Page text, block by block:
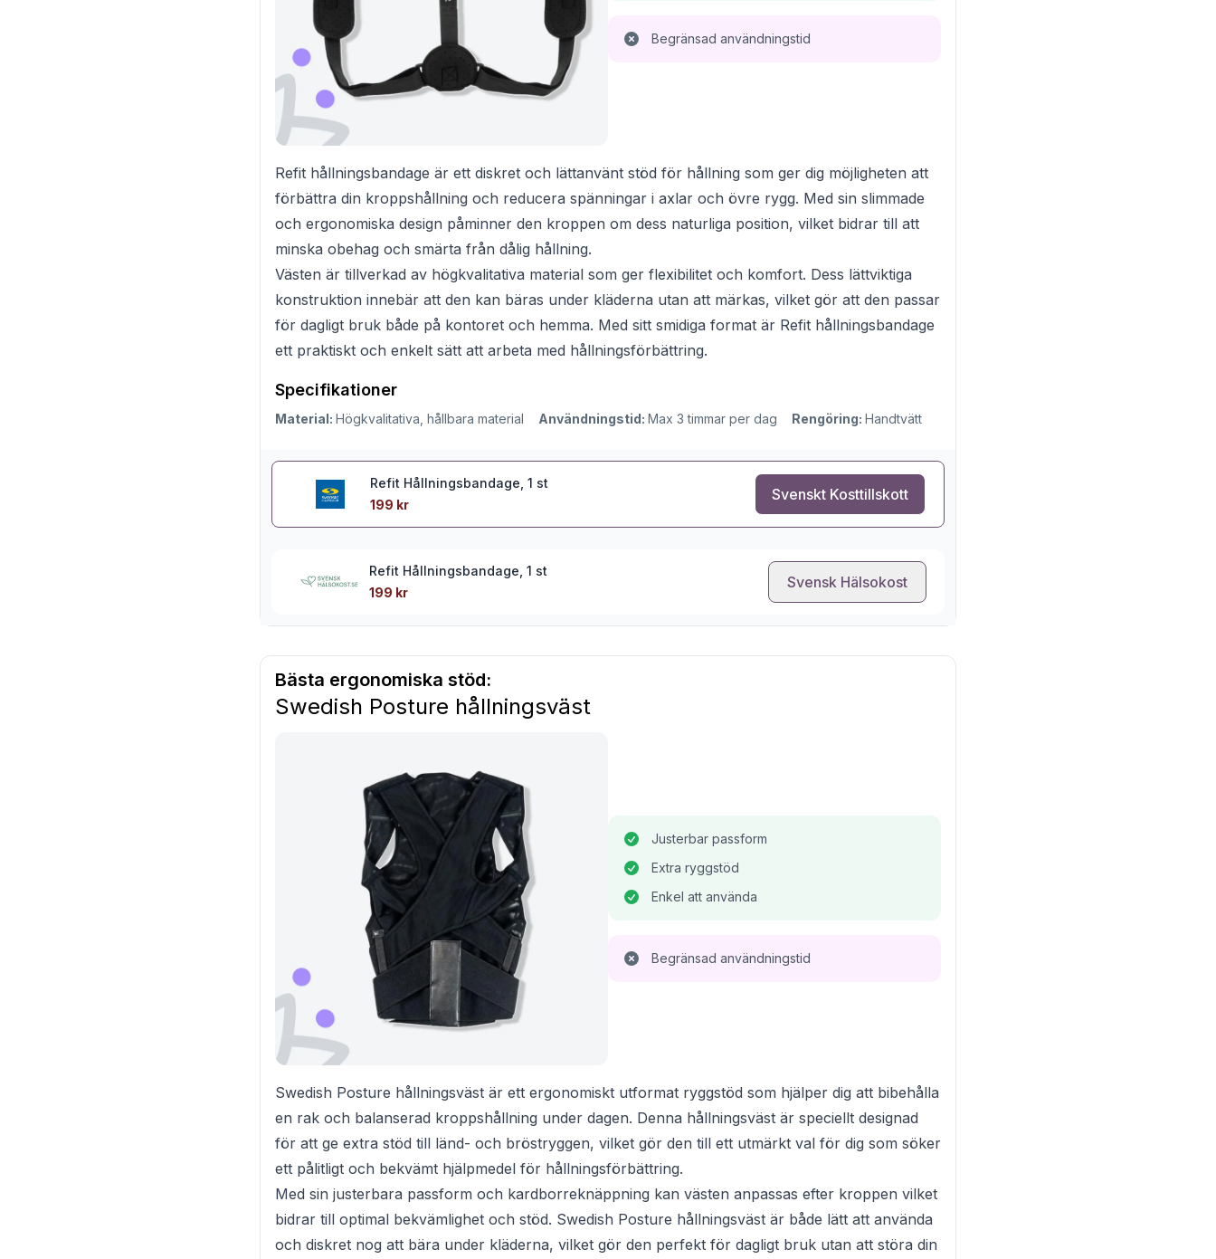
Begränsad användningstid
Refit hållningsbandage är ett diskret och lättanvänt stöd för hållning som ger dig möjligheten att
förbättra din kroppshållning och reducera spänningar i axlar och övre rygg. Med sin slimmade
och ergonomiska design påminner den kroppen om dess naturliga position, vilket bidrar till att
minska obehag och smärta från dålig hållning.
Västen är tillverkad av högkvalitativa material som ger flexibilitet och komfort. Dess lättviktiga
konstruktion innebär att den kan bäras under kläderna utan att märkas, vilket gör att den passar
för dagligt bruk både på kontoret och hemma. Med sitt smidiga format är Refit hållningsbandage
ett praktiskt och enkelt sätt att arbeta med hållningsförbättring.
Specifikationer
Material: Högkvalitativa, hållbara material Användningstid: Max 3 timmar per dag Rengöring: Handtvätt
Refit Hållningsbandage, 1 st
199 kr
Svenskt Kosttillskott
Refit Hållningsbandage, 1 st
199 kr
Svensk Hälsokost
Bästa ergonomiska stöd:
Swedish Posture hållningsväst
Justerbar passform
Extra ryggstöd
Enkel att använda
Begränsad användningstid
Swedish Posture hållningsväst är ett ergonomiskt utformat ryggstöd som hjälper dig att bibehålla
en rak och balanserad kroppshållning under dagen. Denna hållningsväst är speciellt designad
för att ge extra stöd till länd- och bröstryggen, vilket gör den till ett utmärkt val för dig som söker
ett pålitligt och bekvämt hjälpmedel för hållningsförbättring.
Med sin justerbara passform och kardborreknäppning kan västen anpassas efter kroppen vilket
bidrar till optimal bekvämlighet och stöd. Swedish Posture hållningsväst är både lätt att använda
och diskret nog att bära under kläderna, vilket gör den perfekt för dagligt bruk utan att störa din